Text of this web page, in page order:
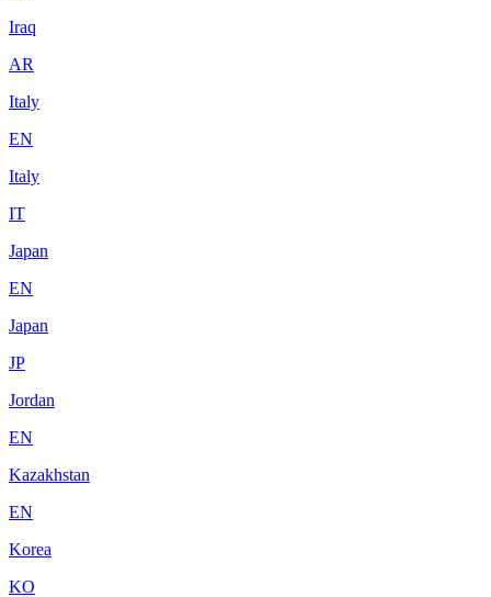
Iraq
AR
Italy
EN
Italy
IT
Japan
EN
Japan
JP
Jordan
EN
Kazakhstan
EN
Korea
KO